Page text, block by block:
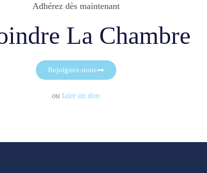
Adhérez dès maintenant
La Chambre
Rejoignez-nous
ou faire un don